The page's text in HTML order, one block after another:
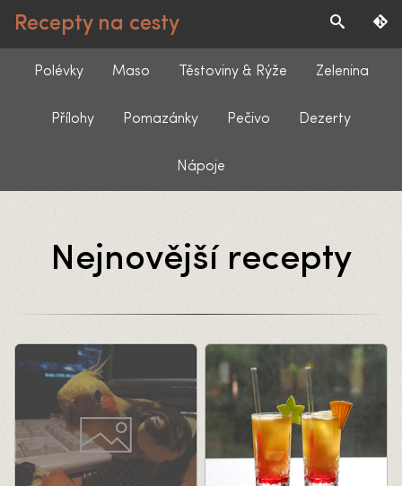
Recepty na cesty
Polévky Maso Těstoviny & Rýže Zelenina
Přílohy Pomazánky Pečivo Dezerty
Nápoje
Nejnovější recepty